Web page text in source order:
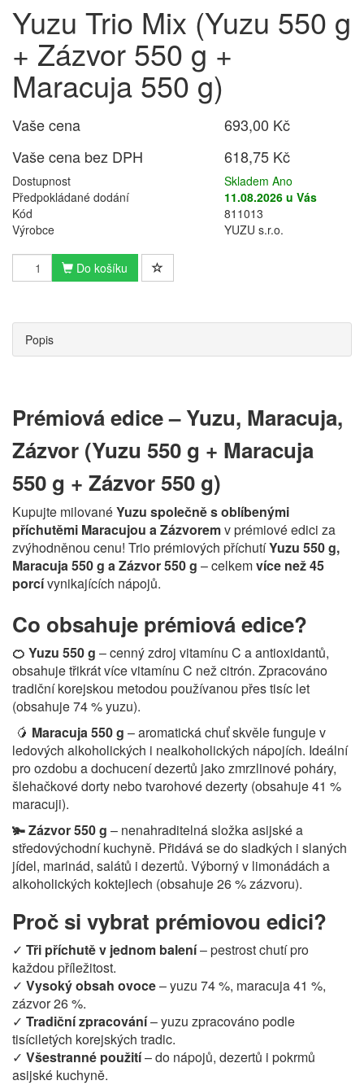
Yuzu Trio Mix (Yuzu 550 g
+ Zázvor 550 g +
Maracuja 550 g)
Vaše cena
693,00 Kč
Vaše cena bez DPH
618,75 Kč
Dostupnost
Skladem Ano
Předpokládané dodání
11.08.2026 u Vás
Kód
811013
Výrobce
YUZU s.r.o.
Do košíku
Popis
Prémiová edice – Yuzu, Maracuja,
Zázvor (Yuzu 550 g + Maracuja
550 g + Zázvor 550 g)
Kupujte milovanéYuzu společně s oblíbenými
příchutěmi Maracujou a Zázvoremv prémiové edici za
zvýhodněnou cenu! Trio prémiových příchutíYuzu 550 g,
Maracuja 550 g a Zázvor 550 g – celkemvíce než 45
porcívynikajících nápojů.
Co obsahuje prémiová edice?
🍊 Yuzu 550 g – cenný zdroj vitamínu C a antioxidantů,
obsahuje třikrát více vitamínu C než citrón. Zpracováno
tradiční korejskou metodou používanou přes tisíc let
(obsahuje 74 % yuzu).
🥭 Maracuja 550 g – aromatická chuť skvěle funguje v
ledových alkoholických i nealkoholických nápojích. Ideální
pro ozdobu a dochucení dezertů jako zmrzlinové poháry,
šlehačkové dorty nebo tvarohové dezerty (obsahuje 41 %
maracuji).
🫚 Zázvor 550 g – nenahraditelná složka asijské a
středovýchodní kuchyně. Přidává se do sladkých i slaných
jídel, marinád, salátů i dezertů. Výborný v limonádách a
alkoholických koktejlech (obsahuje 26 % zázvoru).
Proč si vybrat prémiovou edici?
✓ Tři příchutě v jednom balení– pestrost chutí pro
každou příležitost.
✓ Vysoký obsah ovoce– yuzu 74 %, maracuja 41 %,
zázvor 26 %.
✓ Tradiční zpracování– yuzu zpracováno podle
tisíciletých korejských tradic.
✓ Všestranné použití– do nápojů, dezertů i pokrmů
asijské kuchyně.